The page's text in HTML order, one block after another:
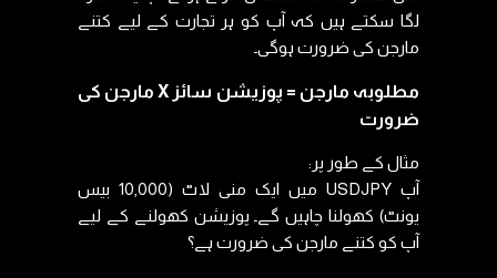
لگا سکتے ہیں کہ آپ کو ہر تجارت کے لیے کتنے
مارجن کی ضرورت ہوگی۔
مطلوبہ مارجن = پوزیشن سائز X مارجن کی
ضرورت
مثال کے طور پر:
آپ USDJPY میں ایک منی لاٹ (10,000 بیس
یونٹ) کھولنا چاہیں گے۔ پوزیشن کھولنے کے لیے
آپ کو کتنے مارجن کی ضرورت ہے؟